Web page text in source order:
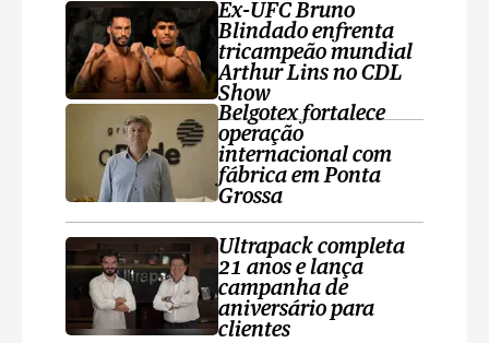
Ex-UFC Bruno
Blindado enfrenta
tricampeão mundial
Arthur Lins no CDL
Show
Belgotex fortalece
operação
internacional com
fábrica em Ponta
Grossa
Ultrapack completa
21 anos e lança
campanha de
aniversário para
clientes